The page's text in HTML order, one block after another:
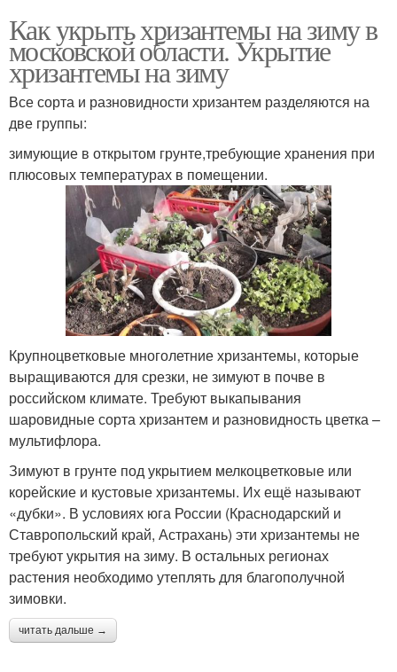
Как укрыть хризантемы на зиму в
московской области. Укрытие
хризантемы на зиму
Все сорта и разновидности хризантем разделяются на
две группы:
зимующие в открытом грунте,требующие хранения при
плюсовых температурах в помещении.
Крупноцветковые многолетние хризантемы, которые
выращиваются для срезки, не зимуют в почве в
российском климате. Требуют выкапывания
шаровидные сорта хризантем и разновидность цветка –
мультифлора.
Зимуют в грунте под укрытием мелкоцветковые или
корейские и кустовые хризантемы. Их ещё называют
«дубки». В условиях юга России (Краснодарский и
Ставропольский край, Астрахань) эти хризантемы не
требуют укрытия на зиму. В остальных регионах
растения необходимо утеплять для благополучной
зимовки.
читать дальше →